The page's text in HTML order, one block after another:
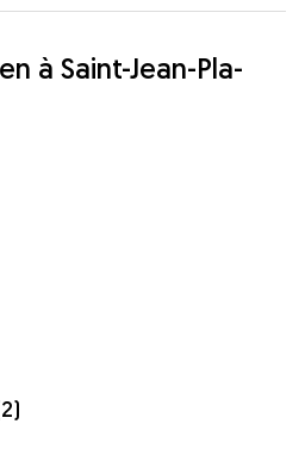
à Saint-Jean-Pla-